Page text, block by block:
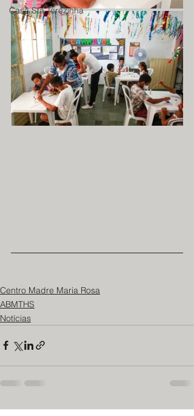
Casa Sta Terezinha
Centro Madre Maria Rosa
ABMTHS
Notícias